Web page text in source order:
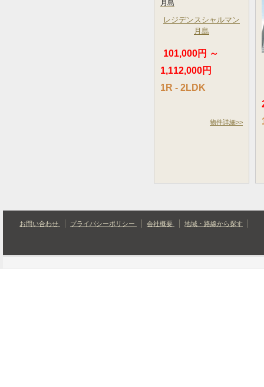
レジデンスシャルマン
月島
101,000円 ～
1,112,000円
1R - 2LDK
物件詳細>>
お問い合わせ プライバシーポリシー 会社概要 地域・路線から探す